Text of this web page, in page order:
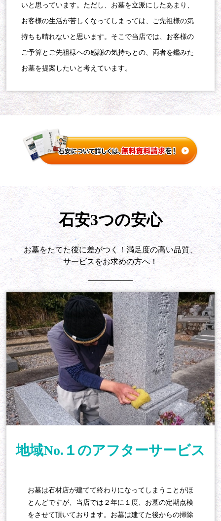
いと思っています。ただし、お墓を立派にしたあまり、
お客様の生活が苦しくなってしまっては、ご先祖様の気
持ちも晴れないと思います。そこで当店では、お客様の
ご予算とご先祖様への感謝の気持ちとの、両者を鑑みた
お墓を提案したいと考えています。
石安3つの安心
お墓をたてた後に差がつく！満足度の高い品質、
サービスをお求めの方へ！
地域No.１のアフターサービス
お墓は石材店が建てて終わりになってしまうことがほ
とんどですが、当店では２年に１度、お墓の定期点検
をさせて頂いております。お墓は建てた後からの掃除